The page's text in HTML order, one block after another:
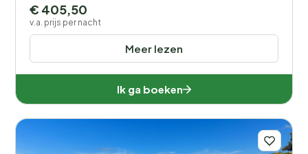
Meer lezen
€ 405,50
v.a. prijs per nacht
Ik ga boeken